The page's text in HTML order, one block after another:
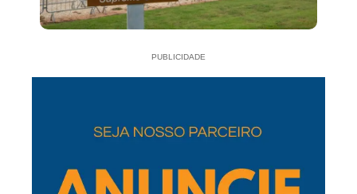
PUBLICIDADE